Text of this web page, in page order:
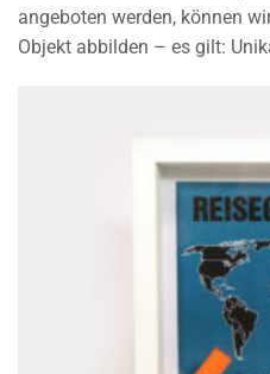
angeboten werden, können
Objekt abbilden – es gilt: